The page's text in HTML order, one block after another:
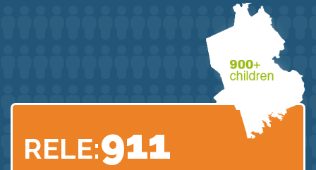
RELE:911